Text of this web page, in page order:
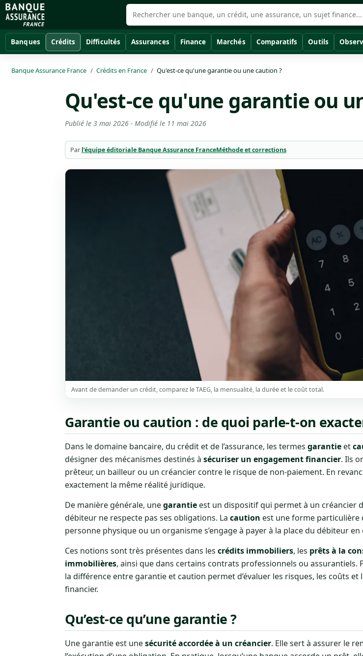
Banques Crédits Difficultés Assurances Finance Marchés Comparatifs Outils
Banque Assurance France Crédits en France Qu'est-ce qu'une garantie ou une caution ?
Qu'est-ce qu'une garantie ou
Publié le 3 mai 2026 - Modifié le 11 mai 2026
Par l’équipe éditoriale Banque Assurance FranceMéthode et corrections
Avant de demander un crédit, comparez le TAEG, la mensualité, la durée et le coût total.
Garantie ou caution : de quoi parle-t-on
Dans le domaine bancaire, du crédit et de l’assurance, les termes garantie et
désigner des mécanismes destinés à sécuriser un engagement financier. Ils
prêteur, un bailleur ou un créancier contre le risque de non-paiement. En
exactement la même réalité juridique.
De manière générale, unegarantie est un dispositif qui permet à un créancier
débiteur ne respecte pas ses obligations. La caution est une forme particulière
personne physique ou un organisme s’engage à payer à la place du débiteur en
Ces notions sont très présentes dans les crédits immobiliers, les prêts à la
immobilières, ainsi que dans certains contrats professionnels ou
la différence entre garantie et caution permet d’évaluer les risques, les coûts et
financier.
Qu’est-ce qu’une garantie ?
Une garantie est unesécurité accordée à un créancier. Elle sert à assurer le